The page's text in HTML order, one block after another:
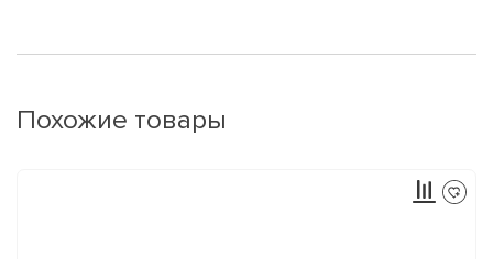
Похожие товары